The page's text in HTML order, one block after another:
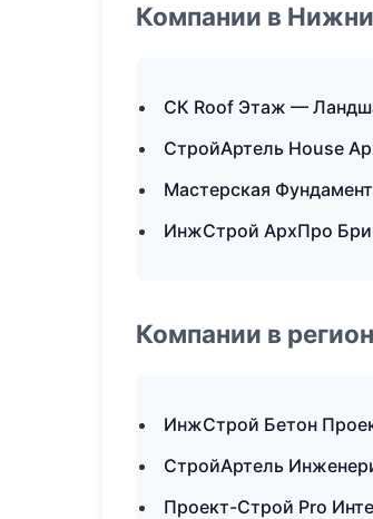
Компании в
СК Roof Этаж —
СтройАртель House
Мастерская
ИнжСтрой АрхПро
Компании в
ИнжСтрой Бетон
СтройАртель
Проект-Строй Pro